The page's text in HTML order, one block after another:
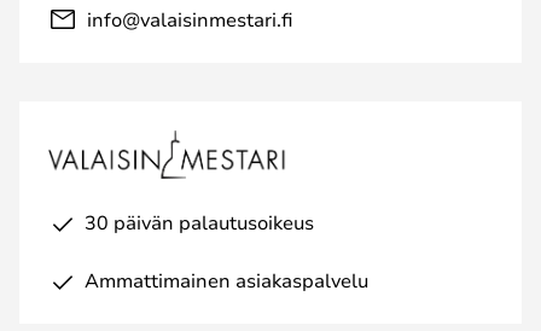
info@valaisinmestari.fi
30 päivän palautusoikeus
Ammattimainen asiakaspalvelu